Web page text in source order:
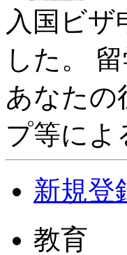
入国ビ
した。
あなたの
プ等によ
新規登
教育